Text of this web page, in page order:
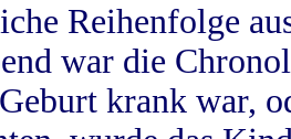
Reihenfolge
war die
krank war,